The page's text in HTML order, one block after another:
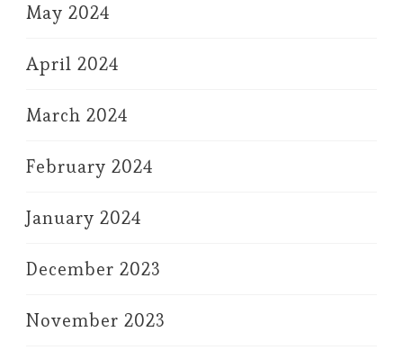
May 2024
April 2024
March 2024
February 2024
January 2024
December 2023
November 2023